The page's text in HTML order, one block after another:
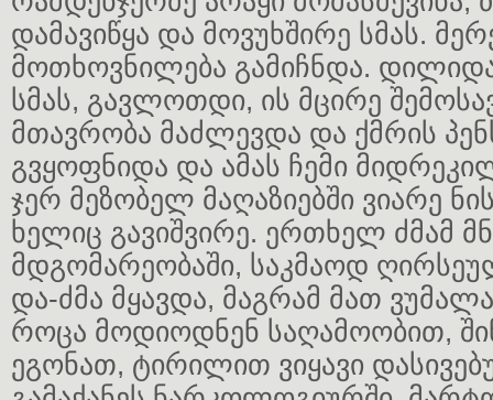
დამავიწყა და მოვუხშირე სმას.
მოთხოვნილება გამიჩნდა.
სმას, გავლოთდი, ის მცირე
მთავრობა მაძლევდა და ქმრის
გვყოფნიდა და ამას ჩემი
ჯერ მეზობელ მაღაზიებში ვიარე
ხელიც გავიშვირე. ერთხელ ძმამ
მდგომარეობაში, საკმაოდ
და-ძმა მყავდა, მაგრამ მათ
როცა მოდიოდნენ საღამოობით,
ეგონათ, ტირილით ვიყავი